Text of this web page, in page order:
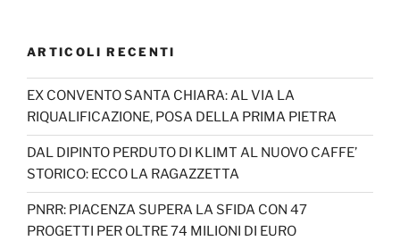
ARTICOLI RECENTI
EX CONVENTO SANTA CHIARA: AL VIA LA
RIQUALIFICAZIONE, POSA DELLA PRIMA PIETRA
DAL DIPINTO PERDUTO DI KLIMT AL NUOVO CAFFE’
STORICO: ECCO LA RAGAZZETTA
PNRR: PIACENZA SUPERA LA SFIDA CON 47
PROGETTI PER OLTRE 74 MILIONI DI EURO